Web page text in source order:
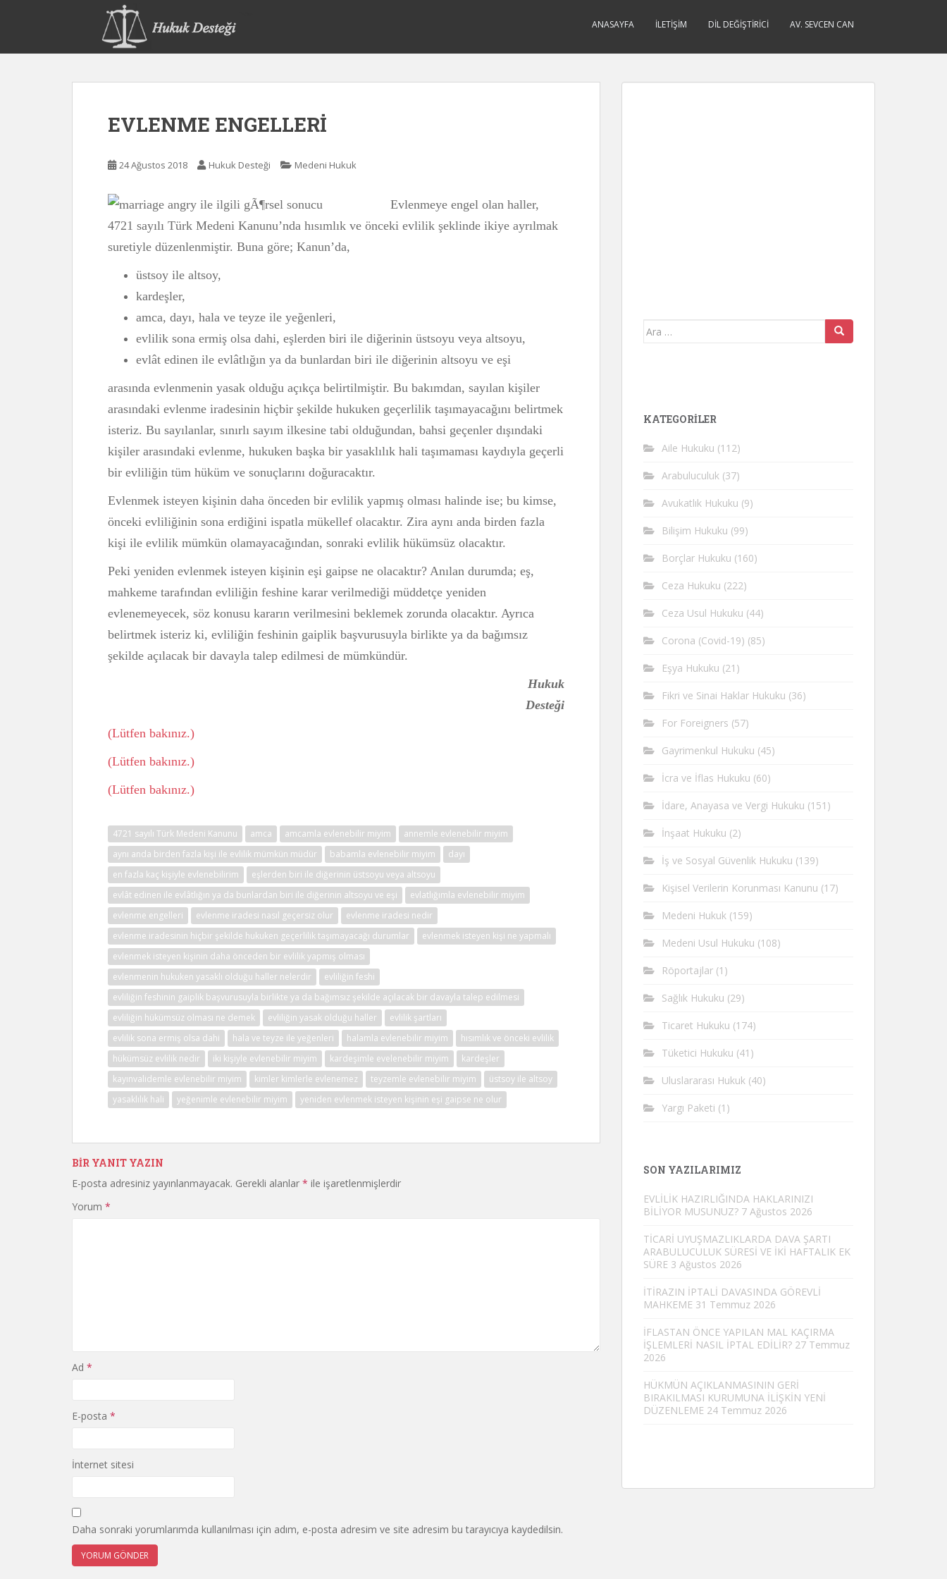
p
ANASAYFA İLETIŞIM DIL DEĞIŞTIRICI AV. SEVCEN CAN
EVLENME ENGELLERİ
24 Ağustos 2018 Hukuk Desteği Medeni Hukuk
Evlenmeye engel olan haller,
4721 sayılı Türk Medeni Kanunu’nda hısımlık ve önceki evlilik şeklinde ikiye ayrılmak
suretiyle düzenlenmiştir. Buna göre; Kanun’da,
üstsoy ile altsoy,
kardeşler,
amca, dayı, hala ve teyze ile yeğenleri,
evlilik sona ermiş olsa dahi, eşlerden biri ile diğerinin üstsoyu veya altsoyu,
evlât edinen ile evlâtlığın ya da bunlardan biri ile diğerinin altsoyu ve eşi
arasında evlenmenin yasak olduğu açıkça belirtilmiştir. Bu bakımdan, sayılan kişiler
arasındaki evlenme iradesinin hiçbir şekilde hukuken geçerlilik taşımayacağını belirtmek
isteriz. Bu sayılanlar, sınırlı sayım ilkesine tabi olduğundan, bahsi geçenler dışındaki
kişiler arasındaki evlenme, hukuken başka bir yasaklılık hali taşımaması kaydıyla geçerli
bir evliliğin tüm hüküm ve sonuçlarını doğuracaktır.
Evlenmek isteyen kişinin daha önceden bir evlilik yapmış olması halinde ise; bu kimse,
önceki evliliğinin sona erdiğini ispatla mükellef olacaktır. Zira aynı anda birden fazla
kişi ile evlilik mümkün olamayacağından, sonraki evlilik hükümsüz olacaktır.
Peki yeniden evlenmek isteyen kişinin eşi gaipse ne olacaktır? Anılan durumda; eş,
mahkeme tarafından evliliğin feshine karar verilmediği müddetçe yeniden
evlenemeyecek, söz konusu kararın verilmesini beklemek zorunda olacaktır. Ayrıca
belirtmek isteriz ki, evliliğin feshinin gaiplik başvurusuyla birlikte ya da bağımsız
şekilde açılacak bir davayla talep edilmesi de mümkündür.
Hukuk
Desteği
(Lütfen bakınız.)
(Lütfen bakınız.)
(Lütfen bakınız.)
4721 sayılı Türk Medeni Kanunu amca amcamla evlenebilir miyim
annemle evlenebilir miyim
aynı anda birden fazla kişi ile evlilik mümkün müdür
babamla evlenebilir miyim
dayı
en fazla kaç kişiyle evlenebilirim
eşlerden biri ile diğerinin üstsoyu veya altsoyu
evlât edinen ile evlâtlığın ya da bunlardan biri ile diğerinin altsoyu ve eşi
evlatlığımla evlenebilir miyim
evlenme engelleri
evlenme iradesi nasıl geçersiz olur
evlenme iradesi nedir
evlenme iradesinin hiçbir şekilde hukuken geçerlilik taşımayacağı durumlar
evlenmek isteyen kişi ne yapmalı
evlenmek isteyen kişinin daha önceden bir evlilik yapmış olması
evlenmenin hukuken yasaklı olduğu haller nelerdir
evliliğin feshi
evliliğin feshinin gaiplik başvurusuyla birlikte ya da bağımsız şekilde açılacak bir davayla talep edilmesi
evliliğin hükümsüz olması ne demek
evliliğin yasak olduğu haller
evlilik şartları
evlilik sona ermiş olsa dahi
hala ve teyze ile yeğenleri halamla evlenebilir miyim
hısımlık ve önceki evlilik
hükümsüz evlilik nedir
iki kişiyle evlenebilir miyim kardeşimle evelenebilir miyim
kardeşler
kayınvalidemle evlenebilir miyim
kimler kimlerle evlenemez teyzemle evlenebilir miyim
üstsoy ile altsoy
yasaklılık hali
yeğenimle evlenebilir miyim yeniden evlenmek isteyen kişinin eşi gaipse ne olur
BIR YANIT YAZIN
E-posta adresiniz yayınlanmayacak. Gerekli alanlar * ile işaretlenmişlerdir
Yorum *
Ad *
E-posta *
İnternet sitesi
Daha sonraki yorumlarımda kullanılması için adım, e-posta adresim ve site adresim bu tarayıcıya kaydedilsin.
Arama
KATEGORİLER
Aile Hukuku (112)
Arabuluculuk (37)
Avukatlık Hukuku (9)
Bilişim Hukuku (99)
Borçlar Hukuku (160)
Ceza Hukuku (222)
Ceza Usul Hukuku (44)
Corona (Covid-19) (85)
Eşya Hukuku (21)
Fikri ve Sinai Haklar Hukuku (36)
For Foreigners (57)
Gayrimenkul Hukuku (45)
İcra ve İflas Hukuku (60)
İdare, Anayasa ve Vergi Hukuku (151)
İnşaat Hukuku (2)
İş ve Sosyal Güvenlik Hukuku (139)
Kişisel Verilerin Korunması Kanunu (17)
Medeni Hukuk (159)
Medeni Usul Hukuku (108)
Röportajlar (1)
Sağlık Hukuku (29)
Ticaret Hukuku (174)
Tüketici Hukuku (41)
Uluslararası Hukuk (40)
Yargı Paketi (1)
SON YAZILARIMIZ
EVLİLİK HAZIRLIĞINDA HAKLARINIZI
BİLİYOR MUSUNUZ? 7 Ağustos 2026
TİCARİ UYUŞMAZLIKLARDA DAVA ŞARTI
ARABULUCULUK SÜRESİ VE İKİ HAFTALIK EK
SÜRE 3 Ağustos 2026
İTİRAZIN İPTALİ DAVASINDA GÖREVLİ
MAHKEME 31 Temmuz 2026
İFLASTAN ÖNCE YAPILAN MAL KAÇIRMA
İŞLEMLERİ NASIL İPTAL EDİLİR? 27 Temmuz
2026
HÜKMÜN AÇIKLANMASININ GERİ
BIRAKILMASI KURUMUNA İLİŞKİN YENİ
DÜZENLEME 24 Temmuz 2026